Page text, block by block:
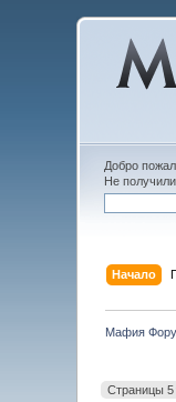
Добро
Не получили
Начало
Мафия
Страницы 5